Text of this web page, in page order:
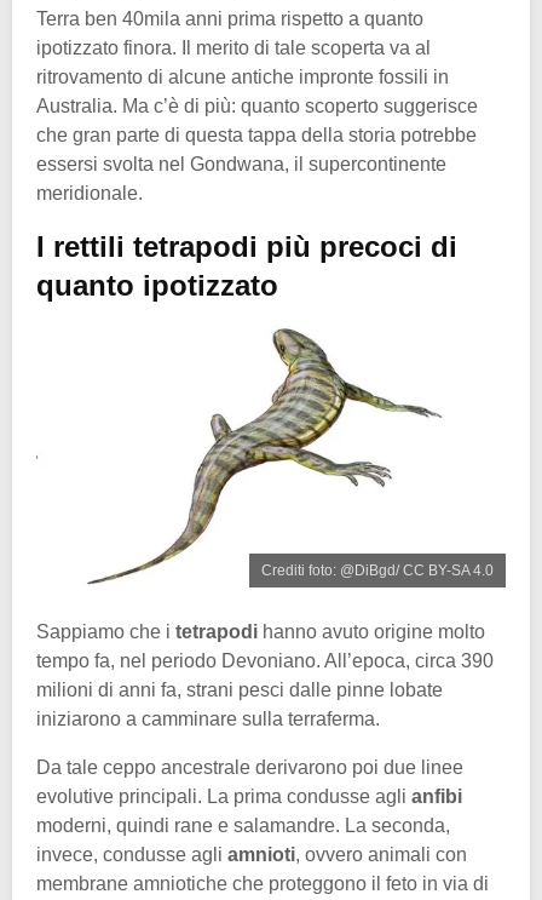
Terra ben 40mila anni prima rispetto a quanto
ipotizzato finora. Il merito di tale scoperta va al
ritrovamento di alcune antiche impronte fossili in
Australia. Ma c’è di più: quanto scoperto suggerisce
che gran parte di questa tappa della storia potrebbe
essersi svolta nel Gondwana, il supercontinente
meridionale.
I rettili tetrapodi più precoci di
quanto ipotizzato
Crediti foto: @DiBgd/ CC BY-SA 4.0
Sappiamo che i tetrapodi hanno avuto origine molto
tempo fa, nel periodo Devoniano. All’epoca, circa 390
milioni di anni fa, strani pesci dalle pinne lobate
iniziarono a camminare sulla terraferma.
Da tale ceppo ancestrale derivarono poi due linee
evolutive principali. La prima condusse agli anfibi
moderni, quindi rane e salamandre. La seconda,
invece, condusse agli amnioti, ovvero animali con
membrane amniotiche che proteggono il feto in via di